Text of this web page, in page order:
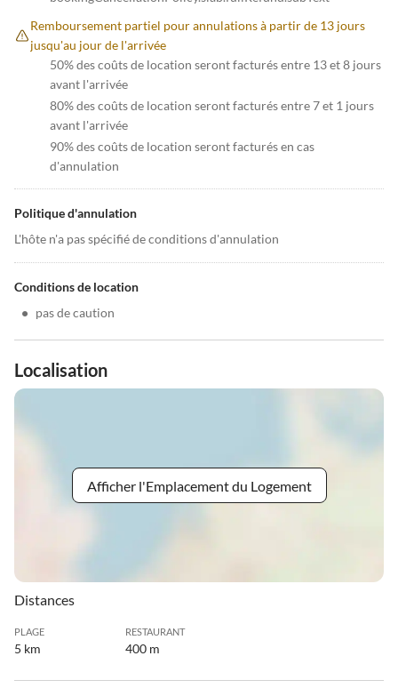
Remboursement partiel pour annulations à partir de 13 jours
jusqu'au jour de l'arrivée
50% des coûts de location seront facturés entre 13 et 8 jours
avant l'arrivée
80% des coûts de location seront facturés entre 7 et 1 jours
avant l'arrivée
90% des coûts de location seront facturés en cas
d'annulation
Politique d'annulation
L'hôte n'a pas spécifié de conditions d'annulation
Conditions de location
• pas de caution
Localisation
Afficher l'Emplacement du Logement
Distances
PLAGE
5 km
RESTAURANT
400 m